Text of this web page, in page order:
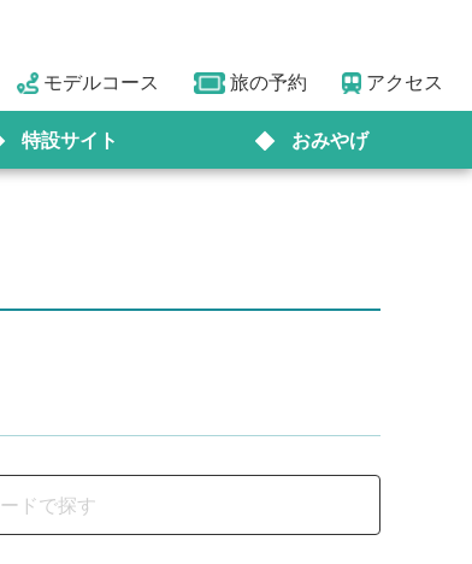
モデルコース 旅の予約 アクセス
特設サイト おみやげ